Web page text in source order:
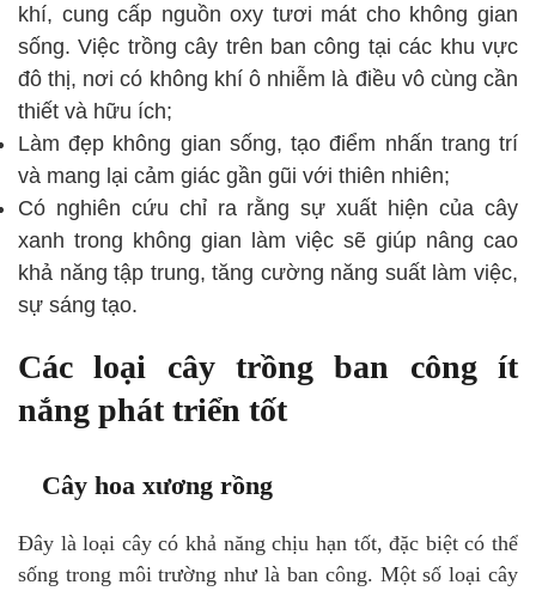
khí, cung cấp nguồn oxy tươi mát cho không gian
sống. Việc trồng cây trên ban công tại các khu vực
đô thị, nơi có không khí ô nhiễm là điều vô cùng cần
thiết và hữu ích;
Làm đẹp không gian sống, tạo điểm nhấn trang trí
và mang lại cảm giác gần gũi với thiên nhiên;
Có nghiên cứu chỉ ra rằng sự xuất hiện của cây
xanh trong không gian làm việc sẽ giúp nâng cao
khả năng tập trung, tăng cường năng suất làm việc,
sự sáng tạo.
Các loại cây trồng ban công ít
nắng phát triển tốt
Cây hoa xương rồng
Đây là loại cây có khả năng chịu hạn tốt, đặc biệt có thể
sống trong môi trường như là ban công. Một số loại cây